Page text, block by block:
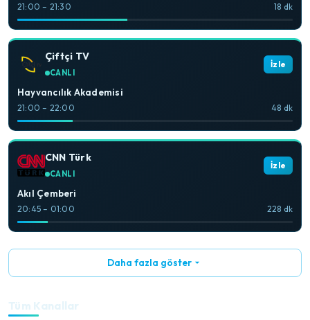
21:00 – 21:30 18 dk
Çiftçi TV
CANLI
İzle
Hayvancılık Akademisi
21:00 – 22:00 48 dk
CNN Türk
CANLI
İzle
Akıl Çemberi
20:45 – 01:00 228 dk
Daha fazla göster
Tüm Kanallar